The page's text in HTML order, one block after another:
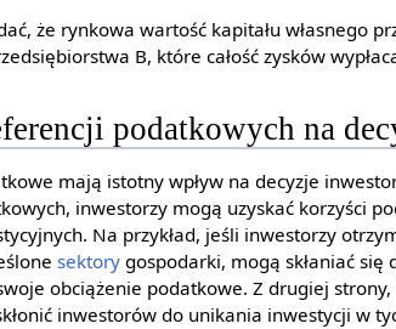
że rynkowa wartość kapitału własnego
B, które całość zysków
podatkowych na
mają istotny wpływ na decyzje
inwestorzy mogą uzyskać korzyści
Na przykład, jeśli inwestorzy
sektory gospodarki, mogą skłaniać
obciążenie podatkowe. Z drugiej
inwestorów do unikania inwestycji w